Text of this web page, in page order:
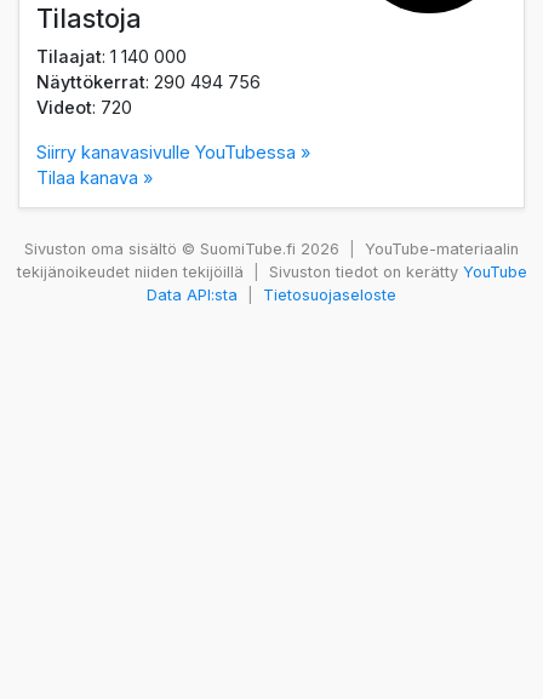
Tilastoja
Tilaajat: 1 140 000
Näyttökerrat: 290 494 756
Videot: 720
Siirry kanavasivulle YouTubessa »
Tilaa kanava »
Sivuston oma sisältö © SuomiTube.fi 2026
YouTube-materiaalin
tekijänoikeudet niiden tekijöillä
Sivuston tiedot on kerätty YouTube
Data API:sta
Tietosuojaseloste